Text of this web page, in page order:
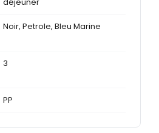
Noir, Petrole, Bleu Marine
3
PP